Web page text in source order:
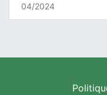
04/2024